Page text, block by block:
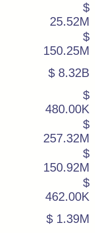
$
25.52M
$
150.25M
$ 8.32B
$
480.00K
$
257.32M
$
150.92M
$
462.00K
$ 1.39M